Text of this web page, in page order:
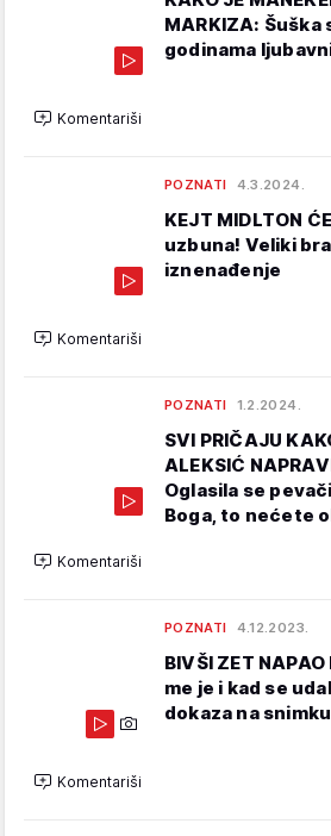
MARKIZA: Šuška
godinama
Komentariši
POZNATI 4.3.2024.
KEJT MIDLTON
uzbuna! Veliki
iznenađenje
Komentariši
POZNATI 1.2.2024.
SVI PRIČAJU
ALEKSIĆ
Oglasila se
Boga, to nećete
Komentariši
POZNATI 4.12.2023.
BIVŠI ZET
me je i kad se
dokaza na snimku
Komentariši